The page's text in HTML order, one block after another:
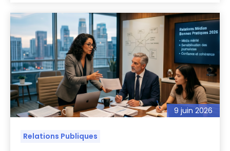
9 juin 2026
Relations Publiques